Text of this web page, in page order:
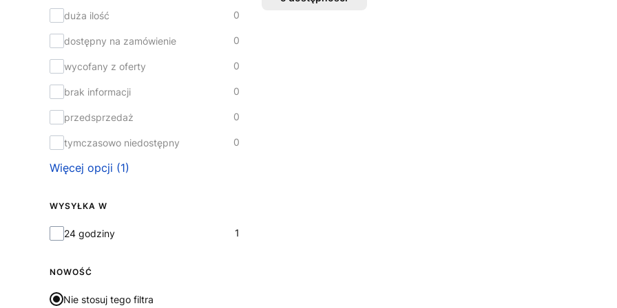
duża ilość 0
dostępny na zamówienie 0
wycofany z oferty 0
brak informacji 0
przedsprzedaż 0
tymczasowo niedostępny 0
Więcej opcji (1)
WYSYŁKA W
Wysyłka w
24 godziny 1
NOWOŚĆ
Nie stosuj tego filtra